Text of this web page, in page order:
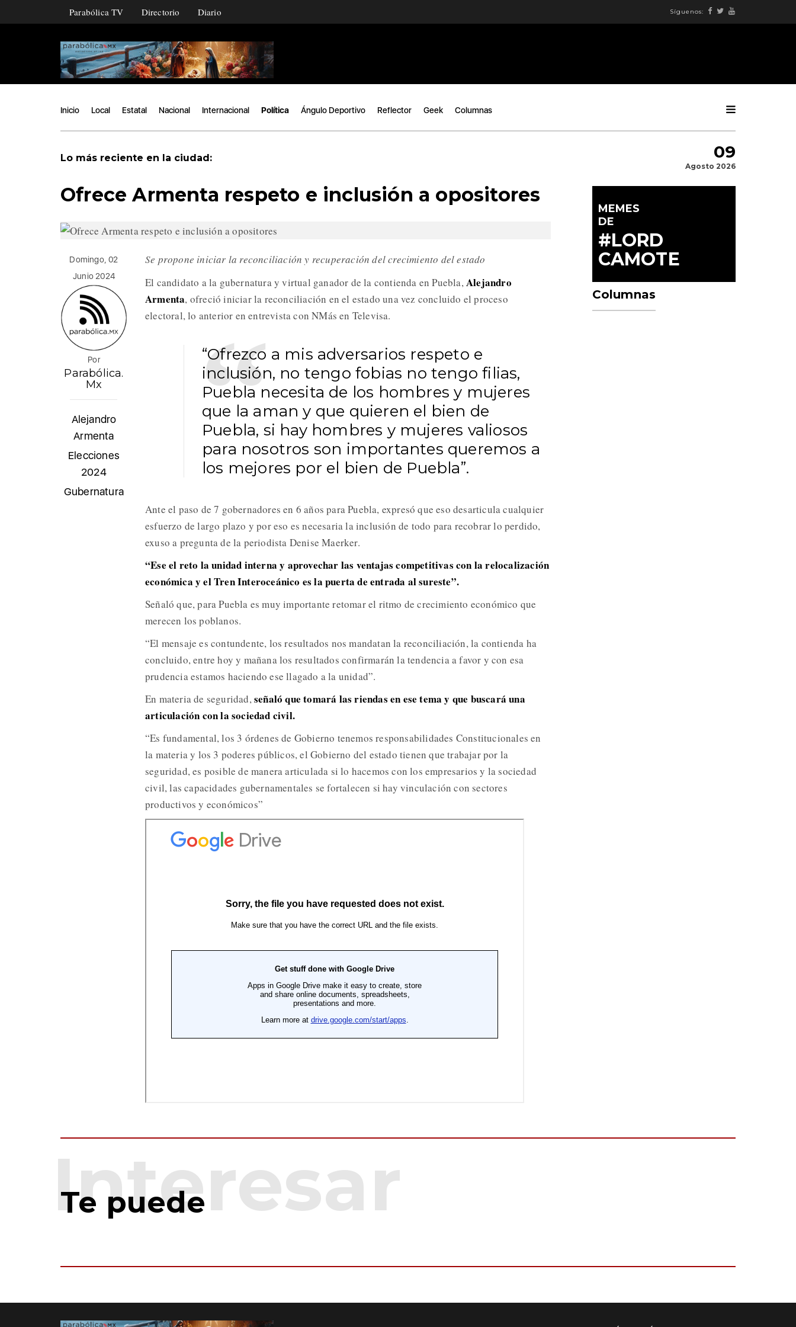
Parabólica TV Directorio Diario Síguenos:
Inicio Local Estatal Nacional Internacional Política Ángulo Deportivo Reflector Geek Columnas
Lo más reciente en la ciudad: 09
Agosto 2026
Ofrece Armenta respeto e inclusión a opositores
Domingo, 02
Junio 2024
Por
Parabólica.
Mx
Alejandro
Armenta
Elecciones
2024
Gubernatura
Se propone iniciar la reconciliación y recuperación del crecimiento del estado
El candidato a la gubernatura y virtual ganador de la contienda en Puebla,Alejandro
Armenta, ofreció iniciar la reconciliación en el estado una vez concluido el proceso
electoral, lo anterior en entrevista con NMás en Televisa.
“Ofrezco a mis adversarios respeto e
inclusión, no tengo fobias no tengo filias,
Puebla necesita de los hombres y mujeres
que la aman y que quieren el bien de
Puebla, si hay hombres y mujeres valiosos
para nosotros son importantes queremos a
los mejores por el bien de Puebla”.
Ante el paso de 7 gobernadores en 6 años para Puebla, expresó que eso desarticula cualquier
esfuerzo de largo plazo y por eso es necesaria la inclusión de todo para recobrar lo perdido,
exuso a pregunta de la periodista Denise Maerker.
“Ese el reto la unidad interna y aprovechar las ventajas competitivas con la relocalización
económica y el Tren Interoceánico es la puerta de entrada al sureste”.
Señaló que, para Puebla es muy importante retomar el ritmo de crecimiento económico que
merecen los poblanos.
“El mensaje es contundente, los resultados nos mandatan la reconciliación, la contienda ha
concluido, entre hoy y mañana los resultados confirmarán la tendencia a favor y con esa
prudencia estamos haciendo ese llagado a la unidad”.
En materia de seguridad,señaló que tomará las riendas en ese tema y que buscará una
articulación con la sociedad civil.
“Es fundamental, los 3 órdenes de Gobierno tenemos responsabilidades Constitucionales en
la materia y los 3 poderes públicos, el Gobierno del estado tienen que trabajar por la
seguridad, es posible de manera articulada si lo hacemos con los empresarios y la sociedad
civil, las capacidades gubernamentales se fortalecen si hay vinculación con sectores
productivos y económicos”
MEMES
DE
#LORD
CAMOTE
Columnas
Te puede